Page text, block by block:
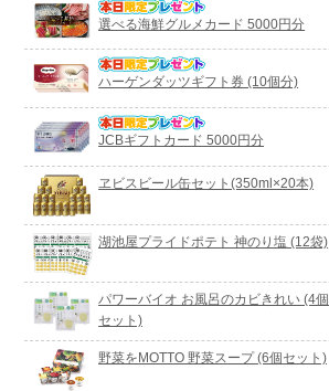
選べる海鮮グルメカード 5000円分
ハーゲンダッツギフト券 (10個分)
JCBギフトカード 5000円分
ヱビスビール缶セット(350ml×20本)
湖池屋プライドポテト 神のり塩 (12袋)
パワーバイオ お風呂のカビきれい (4個
セット)
野菜をMOTTO 野菜スープ (6個セット)